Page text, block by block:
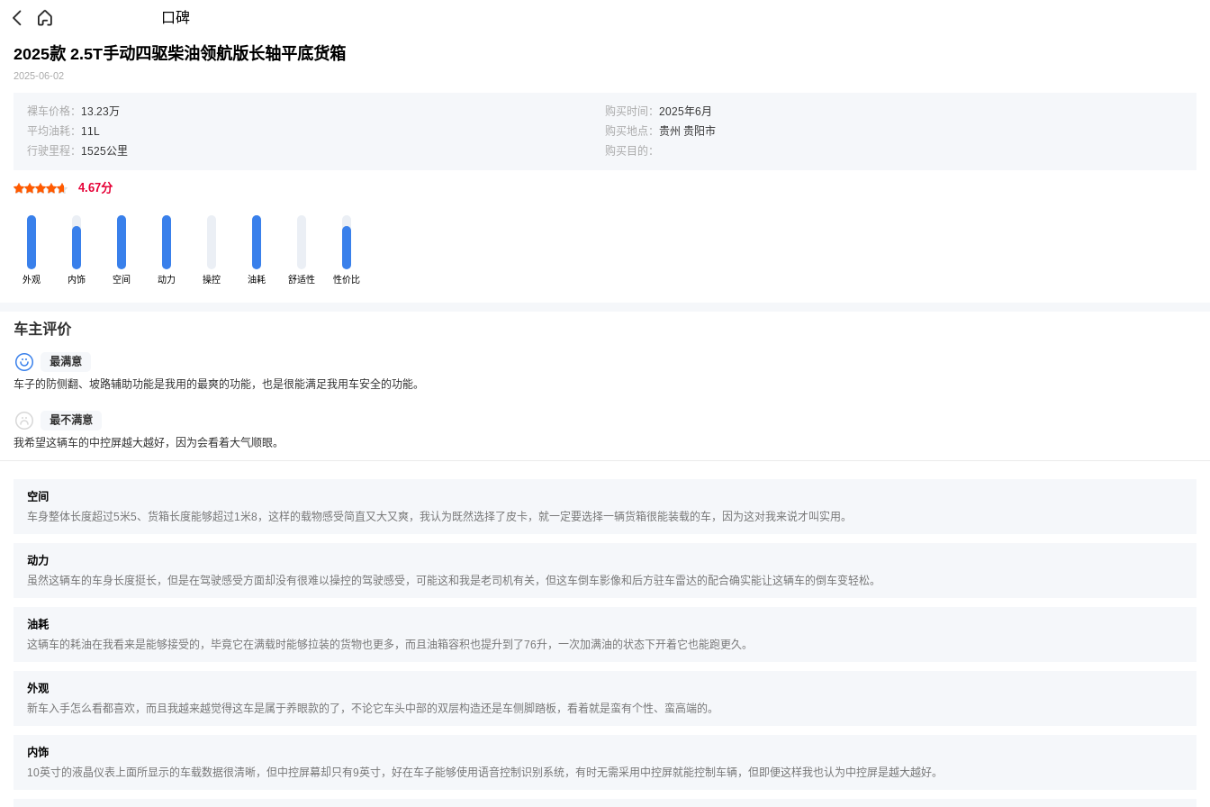
口碑
2025款 2.5T手动四驱柴油领航版长轴平底货箱
2025-06-02
裸车价格： 13.23万 购买时间： 2025年6月
平均油耗： 11L 购买地点： 贵州 贵阳市
行驶里程： 1525公里 购买目的：
4.67分
外观 内饰 空间 动力 操控 油耗 舒适性 性价比
车主评价
最满意
车子的防侧翻、坡路辅助功能是我用的最爽的功能，也是很能满足我用车安全的功能。
最不满意
我希望这辆车的中控屏越大越好，因为会看着大气顺眼。
空间
车身整体长度超过5米5、货箱长度能够超过1米8，这样的载物感受简直又大又爽，我认为既然选择了皮卡，就一定要选择一辆货箱很能装载的车，因为这对我来说才叫实用。
动力
虽然这辆车的车身长度挺长，但是在驾驶感受方面却没有很难以操控的驾驶感受，可能这和我是老司机有关，但这车倒车影像和后方驻车雷达的配合确实能让这辆车的倒车变轻松。
油耗
这辆车的耗油在我看来是能够接受的，毕竟它在满载时能够拉装的货物也更多，而且油箱容积也提升到了76升，一次加满油的状态下开着它也能跑更久。
外观
新车入手怎么看都喜欢，而且我越来越觉得这车是属于养眼款的了，不论它车头中部的双层构造还是车侧脚踏板，看着就是蛮有个性、蛮高端的。
内饰
10英寸的液晶仪表上面所显示的车载数据很清晰，但中控屏幕却只有9英寸，好在车子能够使用语音控制识别系统，有时无需采用中控屏就能控制车辆，但即便这样我也认为中控屏是越大越好。